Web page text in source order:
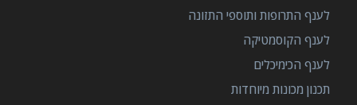
לענף התרופות ותוספי התזונה
לענף הקוסמטיקה
לענף הכימיכלים
תכנון מכונות מיוחדות